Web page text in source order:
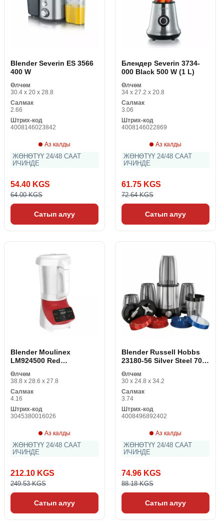
Blender Severin ES 3566
400 W
Өлчөм
30.4 x 20 x 28.8
Салмак
2.66
Штрих-код
4008146023842
Аз калды
ЖӨНӨТҮҮ 24/48 СААТ
ИЧИНДЕ
54.40 KGS
64.00 KGS
Сатып алуу
Блендер Severin 3734-
000 Black 500 W (1 L)
Өлчөм
34 x 27.2 x 20.8
Салмак
3.06
Штрих-код
4008146022869
Аз калды
ЖӨНӨТҮҮ 24/48 СААТ
ИЧИНДЕ
61.75 KGS
72.64 KGS
Сатып алуу
Blender Moulinex
LM924500 Red
Өлчөм
38.8 x 28.6 x 27.8
Салмак
4.16
Штрих-код
3045380016026
Аз калды
ЖӨНӨТҮҮ 24/48 СААТ
ИЧИНДЕ
212.10 KGS
249.53 KGS
Сатып алуу
Blender Russell Hobbs
23180-56 Silver Steel 700
Өлчөм
30 x 24.8 x 34.2
Салмак
3.74
Штрих-код
4008496892402
Аз калды
ЖӨНӨТҮҮ 24/48 СААТ
ИЧИНДЕ
74.96 KGS
88.18 KGS
Сатып алуу